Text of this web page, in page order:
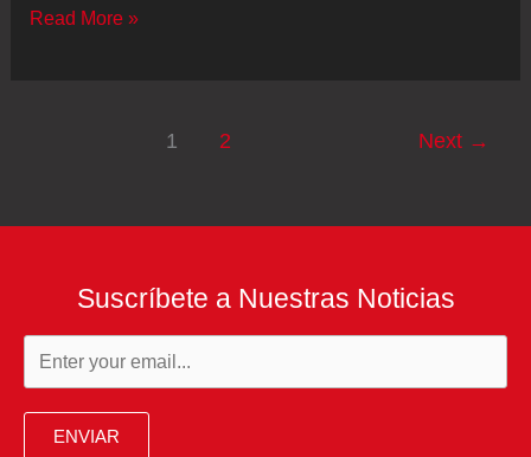
Naomi
las
un
diseño
de
Galliano
Read More »
1 2 Next →
Suscríbete a Nuestras Noticias
ENVIAR